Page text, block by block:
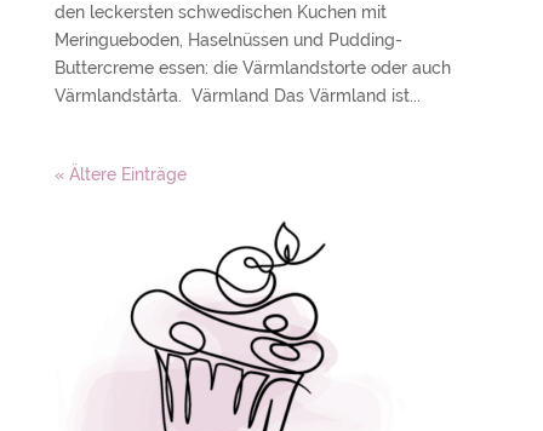
den leckersten schwedischen Kuchen mit
Meringueboden, Haselnüssen und Pudding-
Buttercreme essen: die Värmlandstorte oder auch
Värmlandstårta. Värmland Das Värmland ist...
« Ältere Einträge